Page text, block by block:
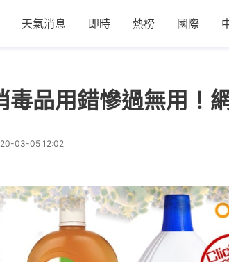
天氣消息 即時 熱榜 國際
毒品用錯慘過無用！
03-05 12:02